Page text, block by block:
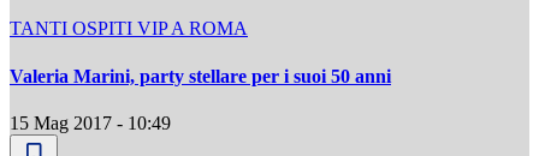
TANTI OSPITI VIP A ROMA
Valeria Marini, party stellare per i suoi 50 anni
15 Mag 2017 - 10:49